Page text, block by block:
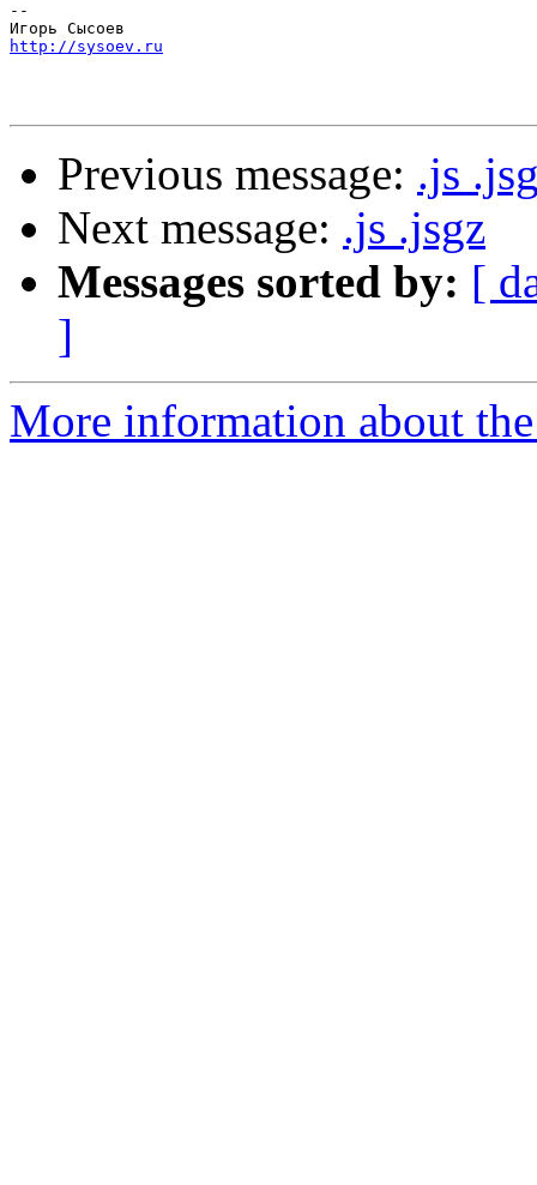
--
http://sysoev.ru
Previous message: .js
Next message: .js .jsgz
Messages sorted by: [
]
More information about